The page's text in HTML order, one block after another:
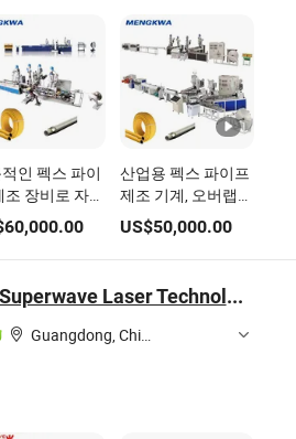
인 펙스 파이
조 장비로 자동
용접 및 고접착
파이프 압출 기
갖추고 있습니
60,000.00
산업용 펙스 파이프
제조 기계, 오버랩
용접 기술 및 자동
PLC 기반 생산 제어
시스템 포함
US$50,000.00
Shenzhen Superwave Laser Technology Co., Ltd.
Guangdong, China